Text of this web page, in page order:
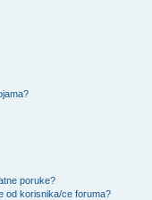
poruke?
od korisnika/ce foruma?